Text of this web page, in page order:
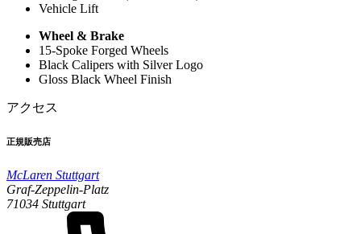
Vehicle Lift
Wheel & Brake
15-Spoke Forged Wheels
Black Calipers with Silver Logo
Gloss Black Wheel Finish
アクセス
正規販売店
McLaren Stuttgart
Graf-Zeppelin-Platz
71034 Stuttgart